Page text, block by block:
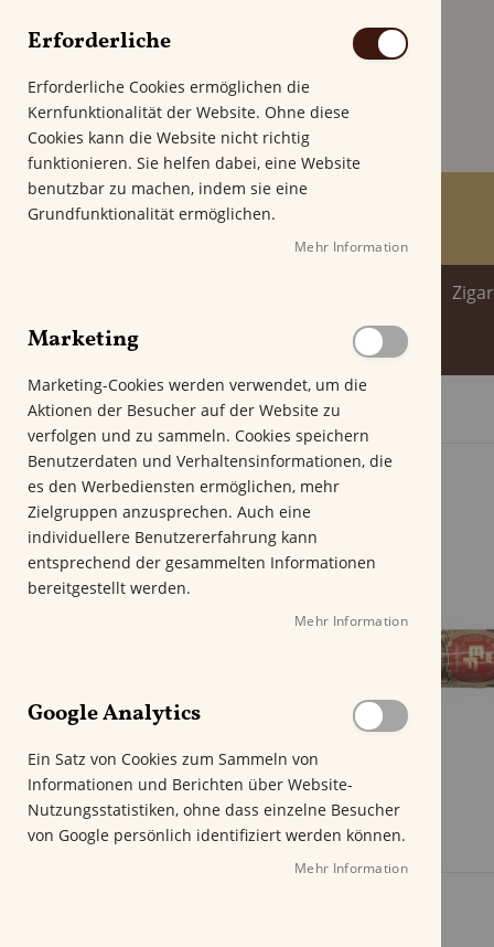
Spirituosenwelt
Startseite John Aylesbury El Fumo Robusto
Z
u
E
n
d
e
i
d
g
a
l
Erforderliche
Erforderliche Cookies ermöglichen die
Kernfunktionalität der Website. Ohne diese
Cookies kann die Website nicht richtig
funktionieren. Sie helfen dabei, eine Website
benutzbar zu machen, indem sie eine
Grundfunktionalität ermöglichen.
Mehr Information
Marketing
Marketing-Cookies werden verwendet, um die
Aktionen der Besucher auf der Website zu
verfolgen und zu sammeln. Cookies speichern
Benutzerdaten und Verhaltensinformationen, die
es den Werbediensten ermöglichen, mehr
Zielgruppen anzusprechen. Auch eine
individuellere Benutzererfahrung kann
entsprechend der gesammelten Informationen
bereitgestellt werden.
Mehr Information
Google Analytics
Ein Satz von Cookies zum Sammeln von
Informationen und Berichten über Website-
Nutzungsstatistiken, ohne dass einzelne Besucher
von Google persönlich identifiziert werden können.
Mehr Information